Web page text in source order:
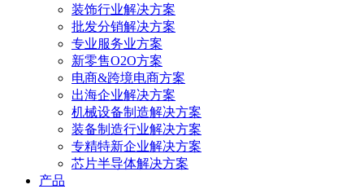
装饰行业解决方案
批发分销解决方案
专业服务业方案
新零售O2O方案
电商&跨境电商方案
出海企业解决方案
机械设备制造解决方案
装备制造行业解决方案
专精特新企业解决方案
芯片半导体解决方案
产品